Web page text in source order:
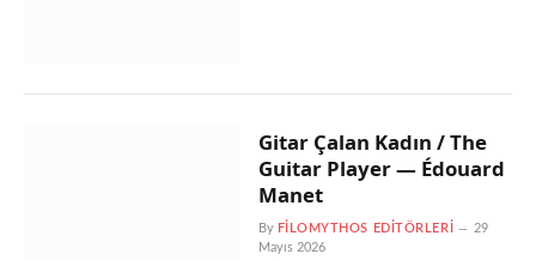
Gitar Çalan Kadın / The
Guitar Player — Édouard
Manet
By FILOMYTHOS EDITÖRLERI
29
Mayıs 2026